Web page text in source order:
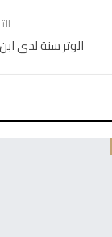
الوتر سنة لدى